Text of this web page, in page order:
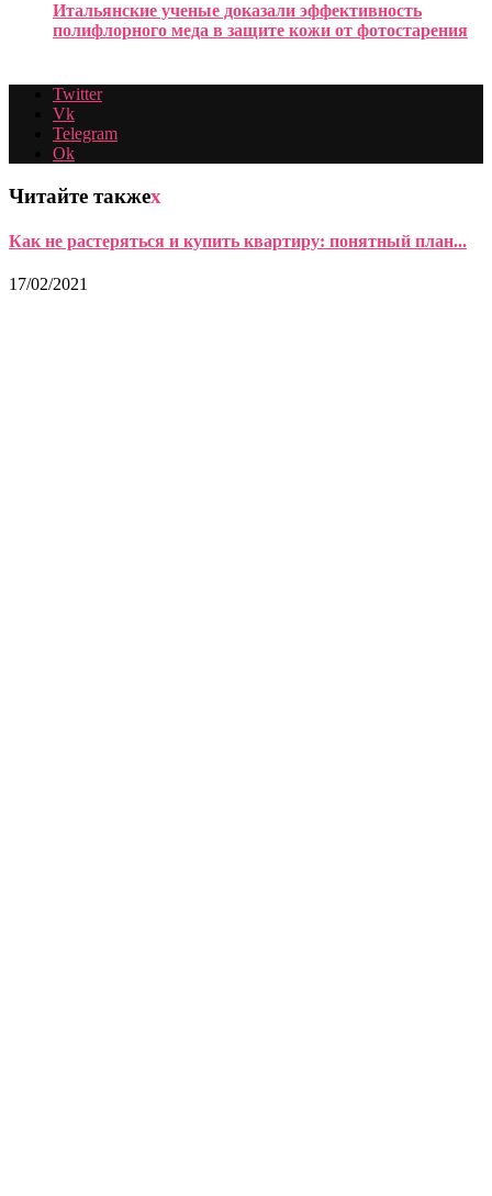
Итальянские ученые доказали эффективность
полифлорного меда в защите кожи от фотостарения
Twitter
Vk
Telegram
Ok
Читайте такжеx
Как не растеряться и купить квартиру: понятный план...
17/02/2021